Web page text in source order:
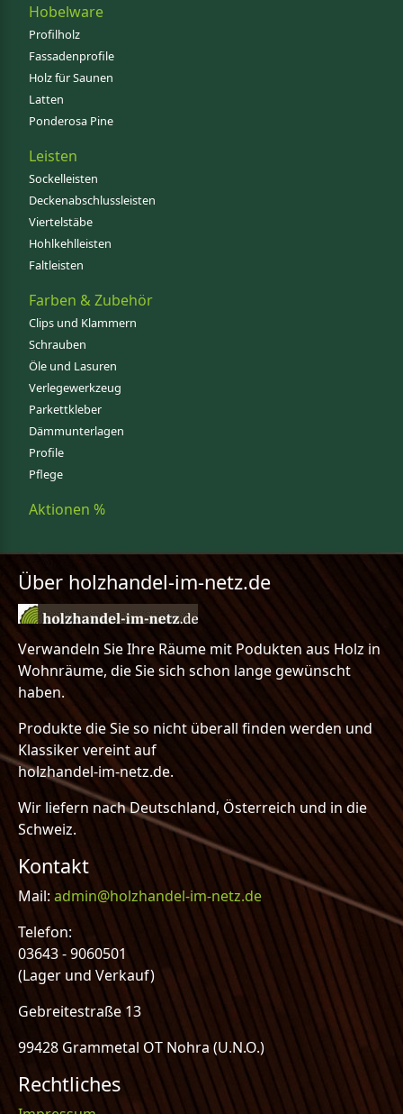
Hobelware
Profilholz
Fassadenprofile
Holz für Saunen
Latten
Ponderosa Pine
Leisten
Sockelleisten
Deckenabschlussleisten
Viertelstäbe
Hohlkehlleisten
Faltleisten
Farben & Zubehör
Clips und Klammern
Schrauben
Öle und Lasuren
Verlegewerkzeug
Parkettkleber
Dämmunterlagen
Profile
Pflege
Aktionen %
Über holzhandel-im-netz.de
Verwandeln Sie Ihre Räume mit Podukten aus Holz in
Wohnräume, die Sie sich schon lange gewünscht
haben.
Produkte die Sie so nicht überall finden werden und
Klassiker vereint auf
holzhandel-im-netz.de.
Wir liefern nach Deutschland, Österreich und in die
Schweiz.
Kontakt
Mail: admin@holzhandel-im-netz.de
Telefon:
03643 - 9060501
(Lager und Verkauf)
Gebreitestraße 13
99428 Grammetal OT Nohra (U.N.O.)
Rechtliches